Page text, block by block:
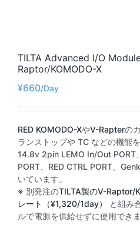
TILTA Advanced I/O
Raptor/KOMODO-X
¥660
RED KOMODO-XやV-Rapterの
ランストップや TC などの機能
14.8v 2pin LEMO In/Out PORT
PORT、RED CTRL PORT、
いています。
※ 別発注のTILTA製のV-Raptor/
レート（¥1,320/1day）
と組み
ルで電源を供給せずに使用できま